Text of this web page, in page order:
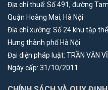
Địa chỉ thuế: Số 491, đường
Quận Hoàng Mai, Hà Nội
Địa chỉ xưởng: Số 24 khu tập
Hưng thành phố Hà Nội
Đại diện pháp luật: TRẦN VĂN
Ngày cấp: 31/10/2011